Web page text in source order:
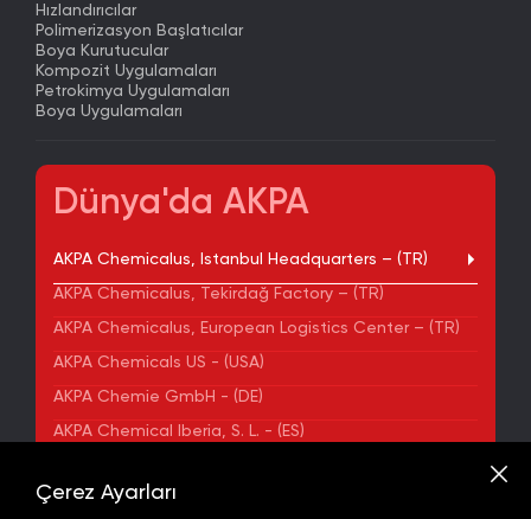
Hızlandırıcılar
Polimerizasyon Başlatıcılar
Boya Kurutucular
Kompozit Uygulamaları
Petrokimya Uygulamaları
Boya Uygulamaları
Dünya'da AKPA
AKPA Chemicalus, Istanbul Headquarters – (TR)
AKPA Chemicalus, Tekirdağ Factory – (TR)
AKPA Chemicalus, European Logistics Center – (TR)
AKPA Chemicals US - (USA)
AKPA Chemie GmbH - (DE)
AKPA Chemical Iberia, S. L. - (ES)
ADRES
Yenibosna Merkez Mahallesi Kuyumcukent Sokak
Çerez Ayarları